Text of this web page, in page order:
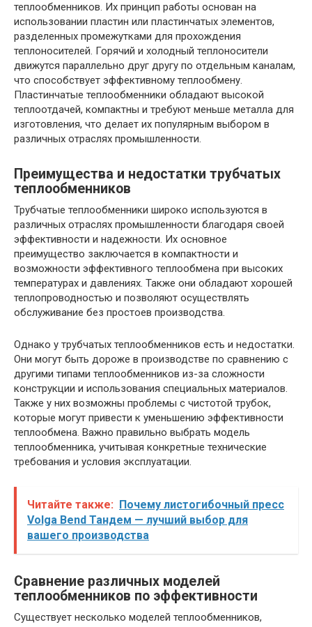
теплообменников. Их принцип работы основан на
использовании пластин или пластинчатых элементов,
разделенных промежутками для прохождения
теплоносителей. Горячий и холодный теплоносители
движутся параллельно друг другу по отдельным каналам,
что способствует эффективному теплообмену.
Пластинчатые теплообменники обладают высокой
теплоотдачей, компактны и требуют меньше металла для
изготовления, что делает их популярным выбором в
различных отраслях промышленности.
Преимущества и недостатки трубчатых
теплообменников
Трубчатые теплообменники широко используются в
различных отраслях промышленности благодаря своей
эффективности и надежности. Их основное
преимущество заключается в компактности и
возможности эффективного теплообмена при высоких
температурах и давлениях. Также они обладают хорошей
теплопроводностью и позволяют осуществлять
обслуживание без простоев производства.
Однако у трубчатых теплообменников есть и недостатки.
Они могут быть дороже в производстве по сравнению с
другими типами теплообменников из-за сложности
конструкции и использования специальных материалов.
Также у них возможны проблемы с чистотой трубок,
которые могут привести к уменьшению эффективности
теплообмена. Важно правильно выбрать модель
теплообменника, учитывая конкретные технические
требования и условия эксплуатации.
Читайте также: Почему листогибочный пресс
Volga Bend Тандем — лучший выбор для
вашего производства
Сравнение различных моделей
теплообменников по эффективности
Существует несколько моделей теплообменников,